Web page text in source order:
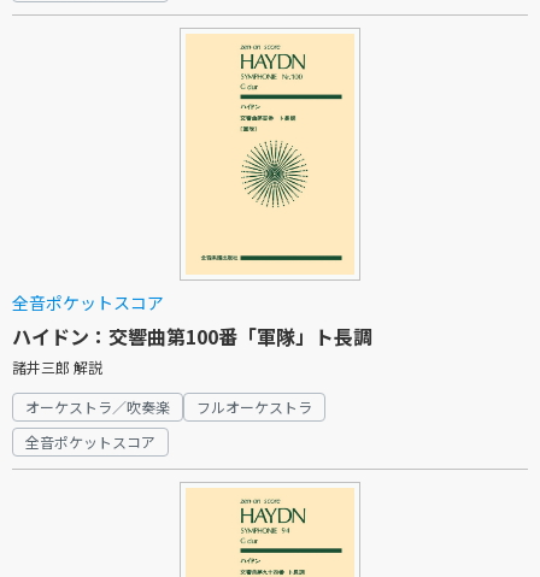
全音ポケットスコア
ハイドン：交響曲第100番「軍隊」ト長調
諸井三郎 解説
オーケストラ／吹奏楽
フルオーケストラ
全音ポケットスコア